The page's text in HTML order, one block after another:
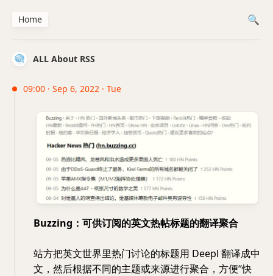
ALL About RSS
09:00 · Sep 6, 2022 · Tue
Buzzing：可供订阅的英文热帖标题的翻译聚合
站方把英文世界里热门讨论的标题用 Deepl 翻译成中
文，然后根据不同的主题或来源进行聚合，方便“快
Home